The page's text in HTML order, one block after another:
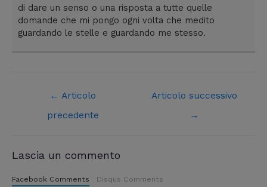
di dare un senso o una risposta a tutte quelle
domande che mi pongo ogni volta che medito
guardando le stelle e guardando me stesso.
← Articolo
precedente
Articolo successivo
→
Lascia un commento
Facebook Comments Disqus Comments